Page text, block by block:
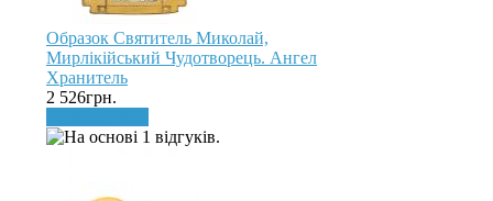
Образок Святитель Миколай,
Мирлікійський Чудотворець. Ангел
Хранитель
2 526грн.